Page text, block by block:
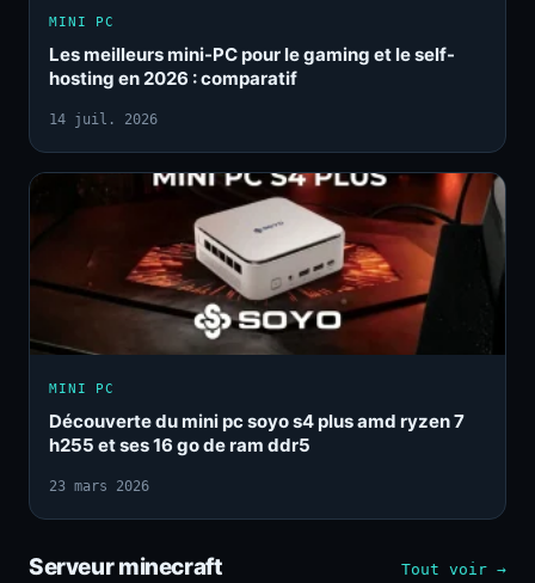
MINI PC
Les meilleurs mini-PC pour le gaming et le self-
hosting en 2026 : comparatif
14 juil. 2026
MINI PC
Découverte du mini pc soyo s4 plus amd ryzen 7
h255 et ses 16 go de ram ddr5
23 mars 2026
Serveur minecraft Tout voir →